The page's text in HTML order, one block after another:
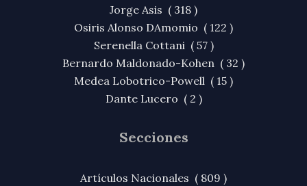
Jorge Asis ( 318 )
Osiris Alonso DAmomio ( 122 )
Serenella Cottani ( 57 )
Bernardo Maldonado-Kohen ( 32 )
Medea Lobotrico-Powell ( 15 )
Dante Lucero ( 2 )
Secciones
Artículos Nacionales ( 809 )